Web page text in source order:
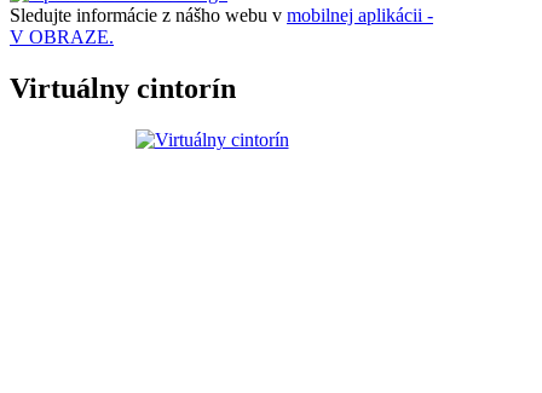
Sledujte informácie z nášho webu v mobilnej aplikácii -
V OBRAZE.
Virtuálny cintorín